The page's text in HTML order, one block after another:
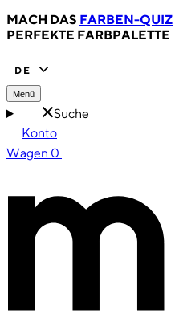
MACH DAS FARBEN-QUIZ
PERFEKTE FARBPALETTE
DE
Menü
Suche
Konto
Wagen 0